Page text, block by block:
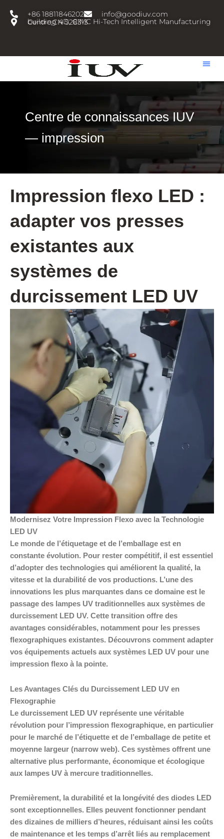
+86 18811846202
info@goodiuv.com
building 4D, CIMC Hi-Tech Intelligent Manufacturing Centre,CN 528313
Centre de connaissances IUV
— impression
Impression flexo LED :
adapter vos presses
existantes aux
systèmes de
durcissement LED UV
Modernisez Votre Impression Flexo avec la Technologie
LED UV
Le monde de l’étiquetage et de l’emballage est en
constante évolution. Pour rester compétitif, il est essentiel
d’adopter des technologies qui améliorent la qualité, la
vitesse et la durabilité de vos productions. L’une des
innovations les plus marquantes dans ce domaine est le
passage des lampes UV traditionnelles aux systèmes de
durcissement LED UV. Cette transition offre des
avantages considérables, notamment pour les presses
flexographiques existantes. Découvrons comment adapter
vos équipements actuels aux systèmes LED UV pour une
impression flexo à la pointe.
Les Avantages Clés du Durcissement LED UV en
Flexographie
Le durcissement LED UV représente une véritable
révolution pour l’impression flexographique, en particulier
pour le marché de l’étiquette et de l’emballage de petite et
moyenne largeur (narrow web). Ces systèmes offrent une
alternative plus performante, économique et écologique
aux lampes UV à mercure traditionnelles.
Premièrement, la durabilité et la longévité des diodes LED
sont exceptionnelles. Elles peuvent fonctionner pendant
des dizaines de milliers d’heures, réduisant ainsi les coûts
de maintenance et les temps d’arrêt liés au remplacement